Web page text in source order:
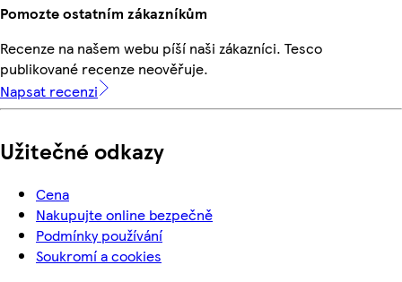
Pomozte ostatním zákazníkům
Recenze na našem webu píší naši zákazníci. Tesco
publikované recenze neověřuje.
Napsat recenzi
Užitečné odkazy
Cena
Nakupujte online bezpečně
Podmínky používání
Soukromí a cookies